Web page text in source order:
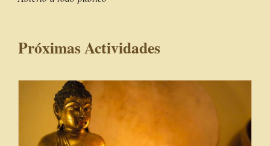
Próximas Actividades